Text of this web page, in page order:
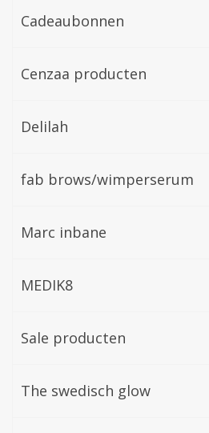
Cadeaubonnen
Cenzaa producten
Delilah
fab brows/wimperserum
Marc inbane
MEDIK8
Sale producten
The swedisch glow